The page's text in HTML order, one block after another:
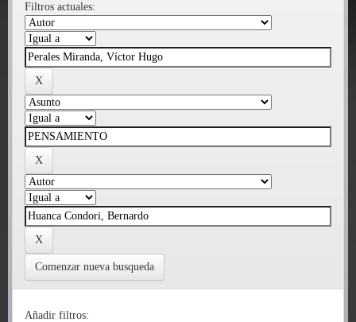
Filtros actuales:
Comenzar nueva busqueda
Añadir filtros: